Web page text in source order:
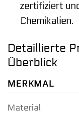
zertifiziert
Chemikalien.
Detaillierte
Überblick
MERKMAL
Material